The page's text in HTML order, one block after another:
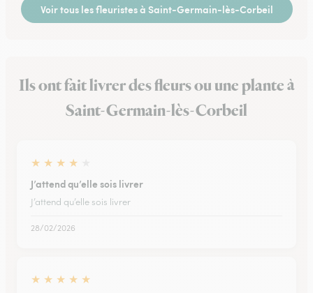
Voir tous les fleuristes à Saint-Germain-lès-Corbeil
Ils ont fait livrer des fleurs ou une plante à
Saint-Germain-lès-Corbeil
★ ★ ★ ★
J’attend qu’elle sois livrer
J’attend qu’elle sois livrer
28/02/2026
★ ★ ★ ★ ★